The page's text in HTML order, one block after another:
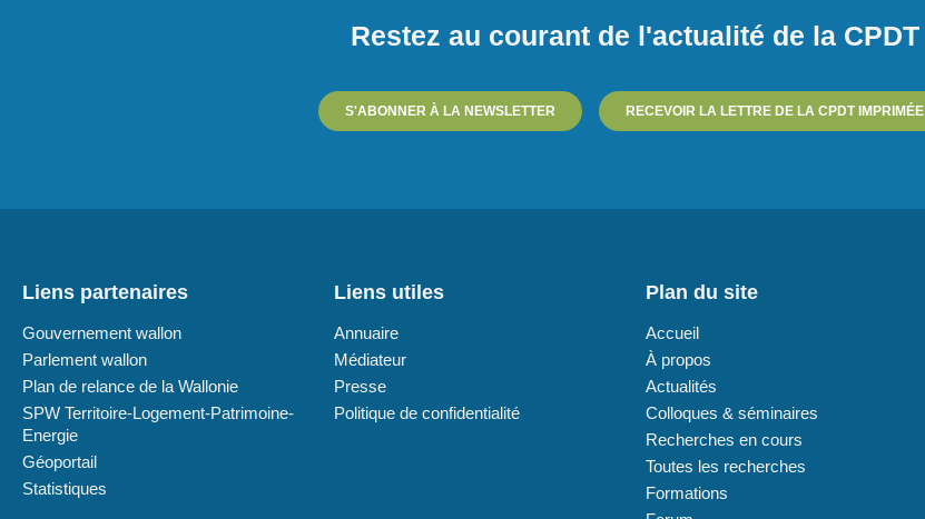
Restez au courant de l'actualité de la CPDT
S'ABONNER À LA NEWSLETTER RECEVOIR LA LETTRE DE LA CPDT IMPRIMÉE
Liens partenaires
Gouvernement wallon
Parlement wallon
Plan de relance de la Wallonie
SPW Territoire-Logement-Patrimoine-
Energie
Géoportail
Statistiques
Liens utiles
Annuaire
Médiateur
Presse
Politique de confidentialité
Plan du site
Accueil
À propos
Actualités
Colloques & séminaires
Recherches en cours
Toutes les recherches
Formations